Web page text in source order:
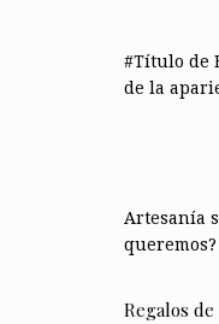
#Título de
de la
Artesanía
queremos?
Regalos